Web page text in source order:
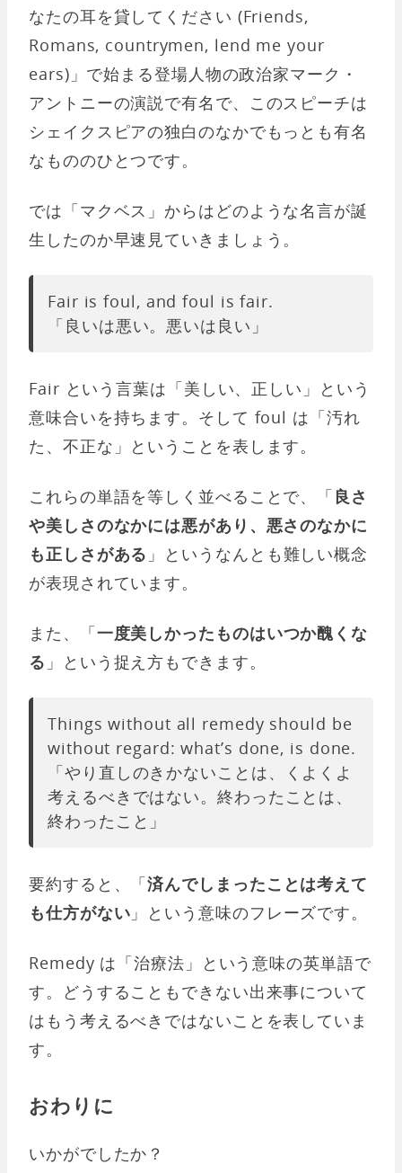
なたの耳を貸してください (Friends,
Romans, countrymen, lend me your
ears)」で始まる登場人物の政治家マーク・
アントニーの演説で有名で、このスピーチは
シェイクスピアの独白のなかでもっとも有名
なもののひとつです。
では「マクベス」からはどのような名言が誕
生したのか早速見ていきましょう。
Fair is foul, and foul is fair.
「良いは悪い。悪いは良い」
Fair という言葉は「美しい、正しい」という
意味合いを持ちます。そして foul は「汚れ
た、不正な」ということを表します。
これらの単語を等しく並べることで、「 良さ
や美しさのなかには悪があり、悪さのなかに
も正しさがある 」というなんとも難しい概念
が表現されています。
また、「一度美しかったものはいつか醜くな
る 」という捉え方もできます。
Things without all remedy should be
without regard: what’s done, is done.
「やり直しのきかないことは、くよくよ
考えるべきではない。終わったことは、
終わったこと」
要約すると、「済んでしまったことは考えて
も仕方がない 」という意味のフレーズです。
Remedy は「治療法」という意味の英単語で
す。どうすることもできない出来事について
はもう考えるべきではないことを表していま
す。
おわりに
いかがでしたか？